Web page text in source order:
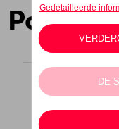
Posters